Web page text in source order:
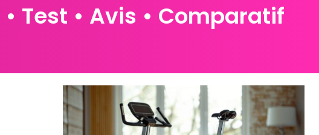
Test • Avis • Comparatif